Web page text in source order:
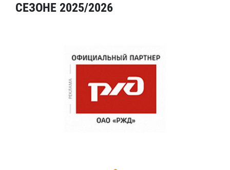
СЕЗОНЕ 2025/2026